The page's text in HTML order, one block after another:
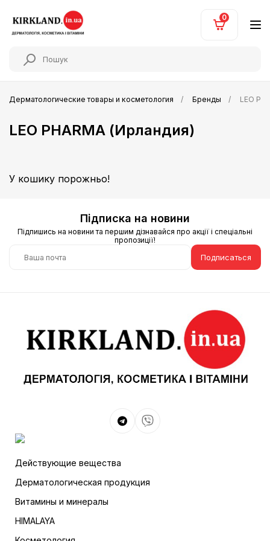
0
Дерматологические товары и косметология Бренды LEO
LEO PHARMA (Ирландия)
У кошику порожньо!
Підписка на новини
Підпишись на новини та першим дізнавайся про акції і спеціальні
пропозиції!
Подписаться
Действующие вещества
Дерматологическая продукция
Витамины и минералы
HIMALAYA